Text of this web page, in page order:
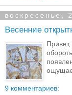
воскресенье,
Весенние
9 комментариев: